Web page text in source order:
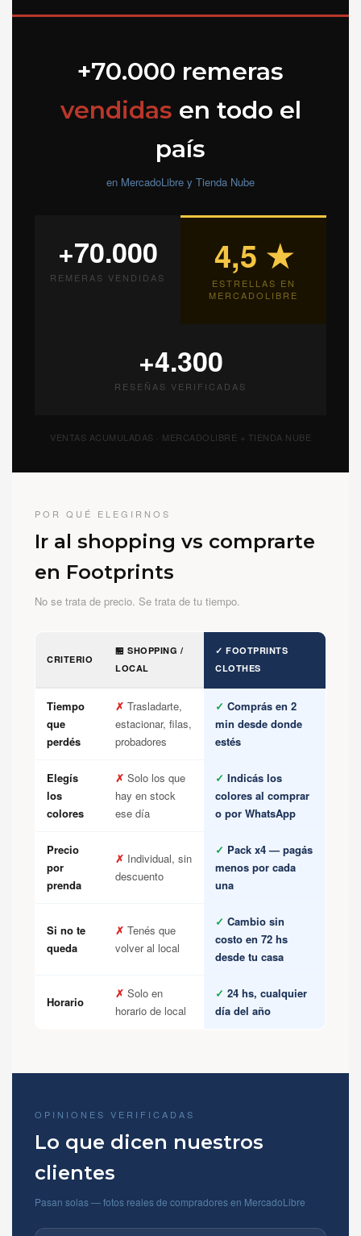
+70.000 remeras
vendidas en todo el
país
en MercadoLibre y Tienda Nube
+70.000
REMERAS VENDIDAS 4,5 ★
ESTRELLAS EN
MERCADOLIBRE
+4.300
RESEÑAS VERIFICADAS
VENTAS ACUMULADAS · MERCADOLIBRE + TIENDA NUBE
POR QUÉ ELEGIRNOS
Ir al shopping vs comprarte
en Footprints
No se trata de precio. Se trata de tu tiempo.
CRITERIO
🏪 SHOPPING /
LOCAL
✓ FOOTPRINTS
CLOTHES
Tiempo
que
perdés
✗ Trasladarte,
estacionar, filas,
probadores
✓ Comprás en 2
min desde donde
estés
Elegís
los
colores
✗ Solo los que
hay en stock
ese día
✓ Indicás los
colores al comprar
o por WhatsApp
Precio
por
prenda
✗ Individual, sin
descuento
✓ Pack x4 — pagás
menos por cada
una
Si no te
queda
✗ Tenés que
volver al local
✓ Cambio sin
costo en 72 hs
desde tu casa
Horario
✗ Solo en
horario de local
✓ 24 hs, cualquier
día del año
OPINIONES VERIFICADAS
Lo que dicen nuestros
clientes
Pasan solas — fotos reales de compradores en MercadoLibre